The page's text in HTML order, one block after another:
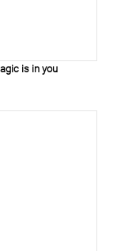
is in you